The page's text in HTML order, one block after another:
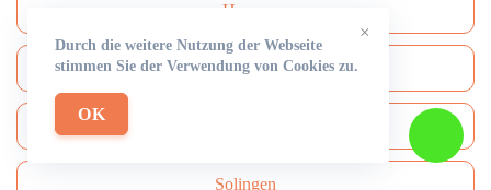
Hamm
Mülheim an der Ruhr
Solingen
×
Durch die weitere Nutzung der Webseite
stimmen Sie der Verwendung von Cookies zu.
OK